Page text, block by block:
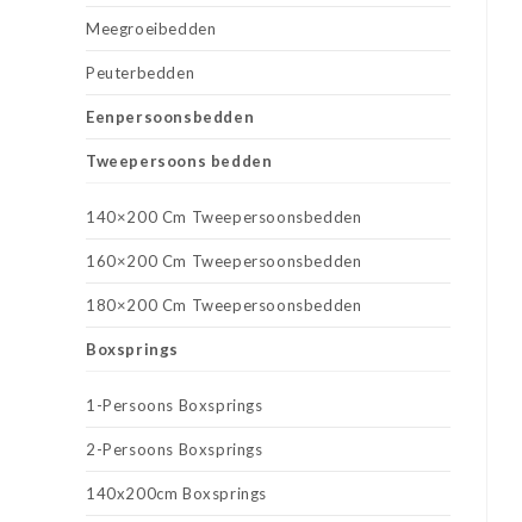
Meegroeibedden
Peuterbedden
Eenpersoonsbedden
Tweepersoons bedden
140×200 Cm Tweepersoonsbedden
160×200 Cm Tweepersoonsbedden
180×200 Cm Tweepersoonsbedden
Boxsprings
1-Persoons Boxsprings
2-Persoons Boxsprings
140x200cm Boxsprings